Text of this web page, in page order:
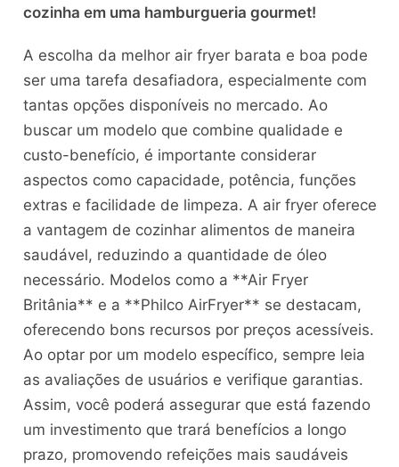
cozinha em uma hamburgueria gourmet!
A escolha da melhor air fryer barata e boa pode
ser uma tarefa desafiadora, especialmente com
tantas opções disponíveis no mercado. Ao
buscar um modelo que combine qualidade e
custo-benefício, é importante considerar
aspectos como capacidade, potência, funções
extras e facilidade de limpeza. A air fryer oferece
a vantagem de cozinhar alimentos de maneira
saudável, reduzindo a quantidade de óleo
necessário. Modelos como a **Air Fryer
Britânia** e a **Philco AirFryer** se destacam,
oferecendo bons recursos por preços acessíveis.
Ao optar por um modelo específico, sempre leia
as avaliações de usuários e verifique garantias.
Assim, você poderá assegurar que está fazendo
um investimento que trará benefícios a longo
prazo, promovendo refeições mais saudáveis